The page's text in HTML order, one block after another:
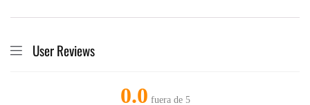
User Reviews
0.0 fuera de 5